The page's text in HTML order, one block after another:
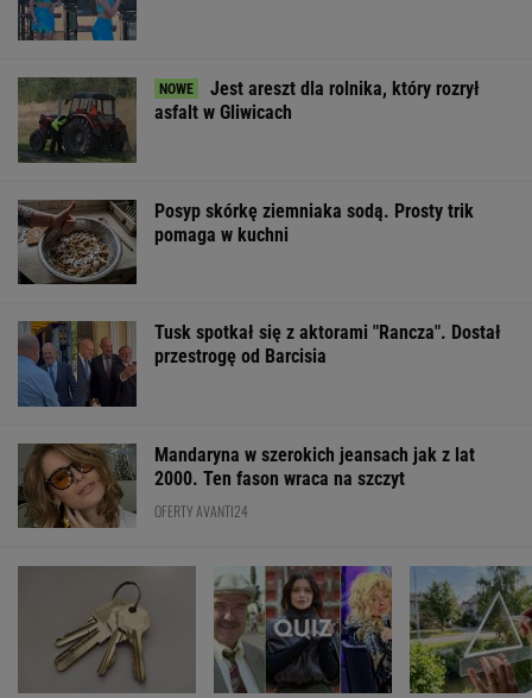
Jest areszt dla rolnika, który rozrył
asfalt w Gliwicach
Posyp skórkę ziemniaka sodą. Prosty trik
pomaga w kuchni
Tusk spotkał się z aktorami "Rancza". Dostał
przestrogę od Barcisia
Mandaryna w szerokich jeansach jak z lat
2000. Ten fason wraca na szczyt
OFERTY AVANTI24